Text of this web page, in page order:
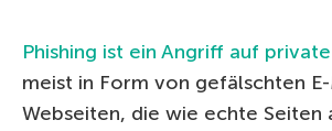
Phishing ist ein Angriff auf
meist in Form von gefälschten
Webseiten, die wie echte Seiten